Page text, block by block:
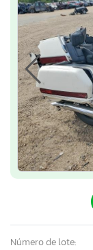
Número de lote: